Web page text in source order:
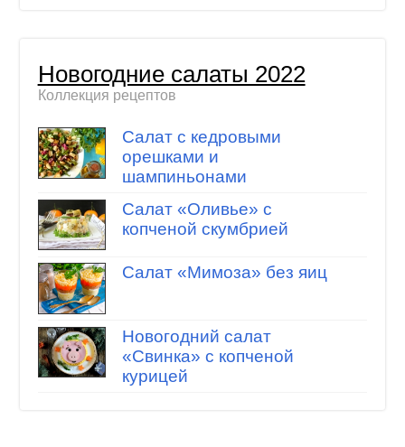
Новогодние салаты 2022
Коллекция рецептов
Салат с кедровыми
орешками и
шампиньонами
Салат «Оливье» с
копченой скумбрией
Салат «Мимоза» без яиц
Новогодний салат
«Свинка» с копченой
курицей